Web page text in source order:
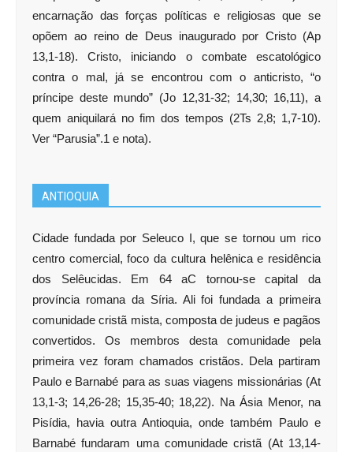
encarnação das forças políticas e religiosas que se
opõem ao reino de Deus inaugurado por Cristo (Ap
13,1-18). Cristo, iniciando o combate escatológico
contra o mal, já se encontrou com o anticristo, “o
príncipe deste mundo” (Jo 12,31-32; 14,30; 16,11), a
quem aniquilará no fim dos tempos (2Ts 2,8; 1,7-10).
Ver “Parusia”.1 e nota).
ANTIOQUIA
Cidade fundada por Seleuco I, que se tornou um rico
centro comercial, foco da cultura helênica e residência
dos Selêucidas. Em 64 aC tornou-se capital da
província romana da Síria. Ali foi fundada a primeira
comunidade cristã mista, composta de judeus e pagãos
convertidos. Os membros desta comunidade pela
primeira vez foram chamados cristãos. Dela partiram
Paulo e Barnabé para as suas viagens missionárias (At
13,1-3; 14,26-28; 15,35-40; 18,22). Na Ásia Menor, na
Pisídia, havia outra Antioquia, onde também Paulo e
Barnabé fundaram uma comunidade cristã (At 13,14-